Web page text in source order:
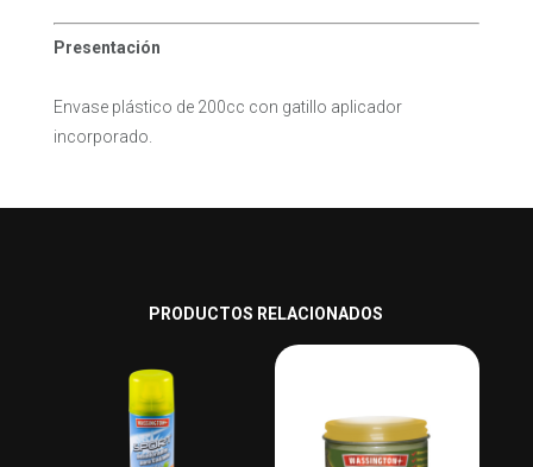
Presentación
Envase plástico de 200cc con gatillo aplicador
incorporado.
PRODUCTOS RELACIONADOS